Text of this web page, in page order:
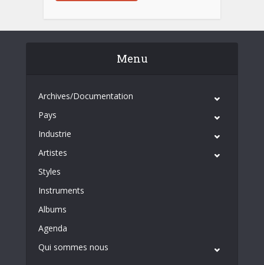
Menu
Archives/Documentation
Pays
Industrie
Artistes
Styles
Instruments
Albums
Agenda
Qui sommes nous